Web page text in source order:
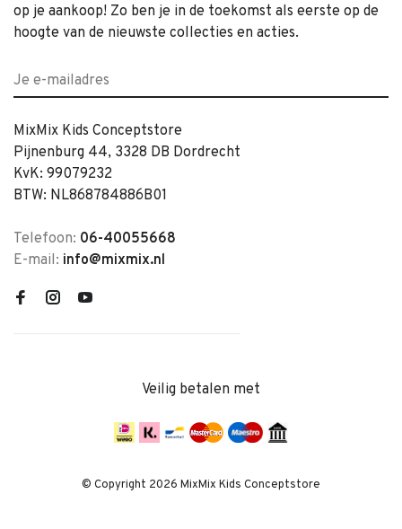
op je aankoop! Zo ben je in de toekomst als eerste op de
hoogte van de nieuwste collecties en acties.
MixMix Kids Conceptstore
Pijnenburg 44, 3328 DB Dordrecht
KvK: 99079232
BTW: NL868784886B01
Telefoon: 06-40055668
E-mail: info@mixmix.nl
Veilig betalen met
© Copyright 2026 MixMix Kids Conceptstore